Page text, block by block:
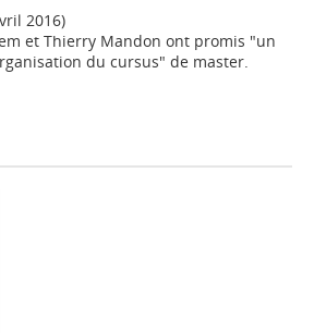
2016)
et Thierry Mandon ont promis "un
du cursus" de master.